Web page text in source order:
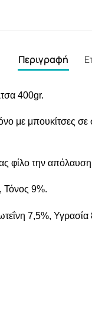
Περιγραφή
400gr.
με μπουκίτσες σε
φίλο την απόλαυση
Τόνος 9%.
7,5%, Υγρασία